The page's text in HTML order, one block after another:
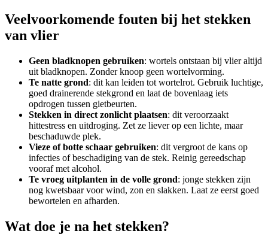
Veelvoorkomende fouten bij het stekken
van vlier
Geen bladknopen gebruiken: wortels ontstaan bij vlier altijd
uit bladknopen. Zonder knoop geen wortelvorming.
Te natte grond: dit kan leiden tot wortelrot. Gebruik luchtige,
goed drainerende stekgrond en laat de bovenlaag iets
opdrogen tussen gietbeurten.
Stekken in direct zonlicht plaatsen: dit veroorzaakt
hittestress en uitdroging. Zet ze liever op een lichte, maar
beschaduwde plek.
Vieze of botte schaar gebruiken: dit vergroot de kans op
infecties of beschadiging van de stek. Reinig gereedschap
vooraf met alcohol.
Te vroeg uitplanten in de volle grond: jonge stekken zijn
nog kwetsbaar voor wind, zon en slakken. Laat ze eerst goed
bewortelen en afharden.
Wat doe je na het stekken?